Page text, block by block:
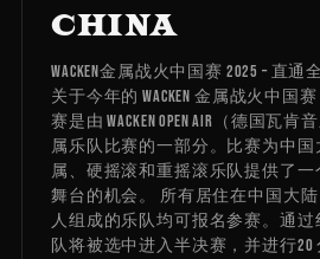
CHINA
Wacken金属战火中国赛 2025 – 直通
关于今年的 Wacken 金属战火中国赛
赛是由 WACKEN OPEN AIR（德国瓦
属乐队比赛的一部分。比赛为中
属、硬摇滚和重摇滚乐队提供了
舞台的机会。 所有居住在中国大
人组成的乐队均可报名参赛。通过
队将被选中进入半决赛，并进行